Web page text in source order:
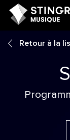
Retour à la